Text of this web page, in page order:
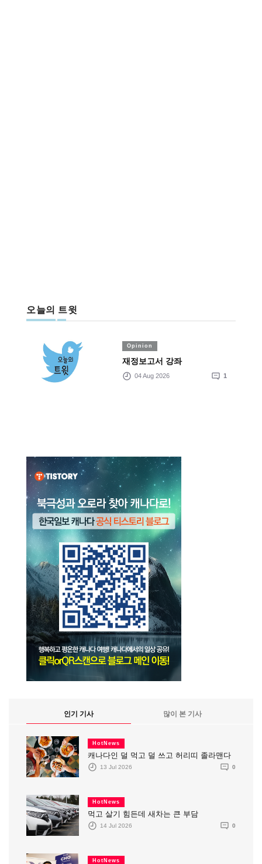
오늘의 트윗
Opinion
재정보고서 강좌
04 Aug 2026 1
인기 기사 많이 본 기사
HotNews
캐나다인 덜 먹고 덜 쓰고 허리띠 졸라맨다
13 Jul 2026 0
HotNews
먹고 살기 힘든데 새차는 큰 부담
14 Jul 2026 0
HotNews